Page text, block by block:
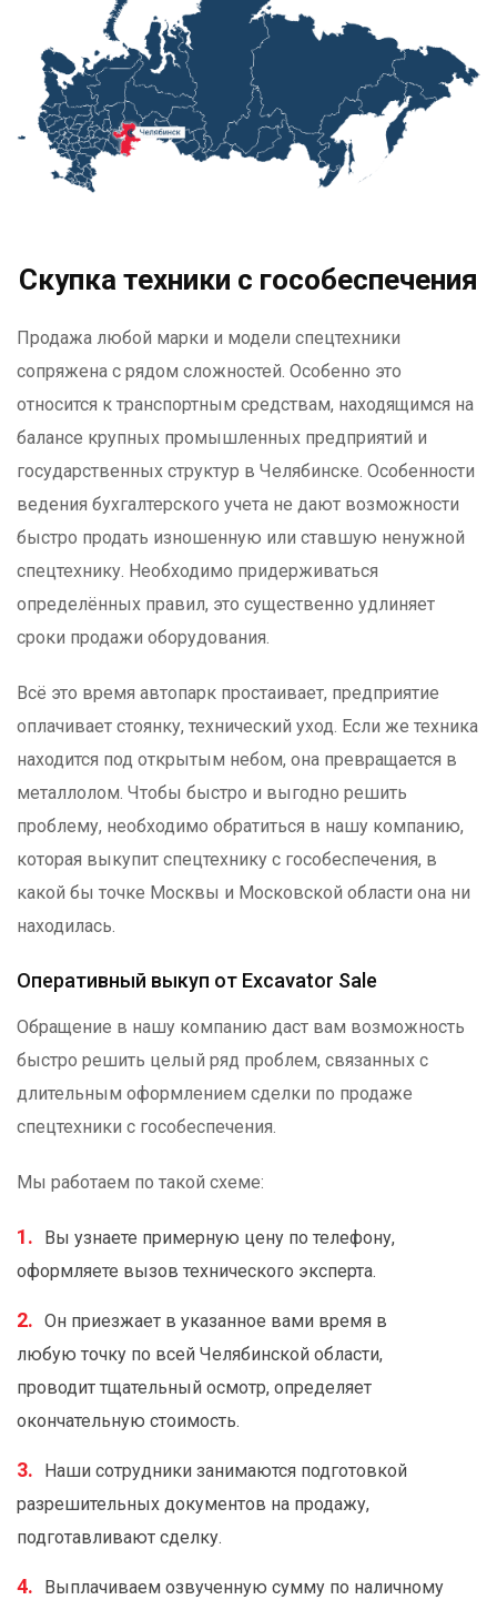
Скупка техники с гособеспечения
Продажа любой марки и модели спецтехники
сопряжена с рядом сложностей. Особенно это
относится к транспортным средствам, находящимся на
балансе крупных промышленных предприятий и
государственных структур в Челябинске. Особенности
ведения бухгалтерского учета не дают возможности
быстро продать изношенную или ставшую ненужной
спецтехнику. Необходимо придерживаться
определённых правил, это существенно удлиняет
сроки продажи оборудования.
Всё это время автопарк простаивает, предприятие
оплачивает стоянку, технический уход. Если же техника
находится под открытым небом, она превращается в
металлолом. Чтобы быстро и выгодно решить
проблему, необходимо обратиться в нашу компанию,
которая выкупит спецтехнику с гособеспечения, в
какой бы точке Москвы и Московской области она ни
находилась.
Оперативный выкуп от Excavator Sale
Обращение в нашу компанию даст вам возможность
быстро решить целый ряд проблем, связанных с
длительным оформлением сделки по продаже
спецтехники с гособеспечения.
Мы работаем по такой схеме:
Вы узнаете примерную цену по телефону,
оформляете вызов технического эксперта.
Он приезжает в указанное вами время в
любую точку по всей Челябинской области,
проводит тщательный осмотр, определяет
окончательную стоимость.
Наши сотрудники занимаются подготовкой
разрешительных документов на продажу,
подготавливают сделку.
Выплачиваем озвученную сумму по наличному